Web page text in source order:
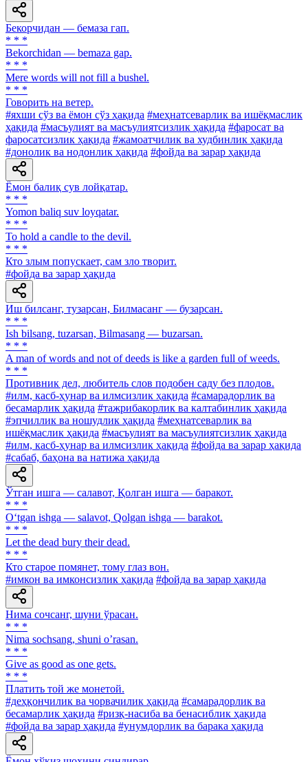
Бекорчидан — бемаза гап.
* * *
Bekorchidan — bemaza gap.
* * *
Mere words will not fill a bushel.
* * *
Говорить на ветер.
#яхши сўз ва ёмон сўз ҳақида #меҳнатсеварлик ва ишёқмаслик
ҳақида #масъулият ва масъулиятсизлик ҳақида #фаросат ва
фаросатсизлик ҳақида #жамоатчилик ва худбинлик ҳақида
#донолик ва нодонлик ҳақида #фойда ва зарар ҳақида
Ёмон балиқ сув лойқатар.
* * *
Yomon baliq suv loyqatar.
* * *
To hold a candle to the devil.
* * *
Кто злым попускает, сам зло творит.
#фойда ва зарар ҳақида
Иш билсанг, тузарсан, Билмасанг — бузарсан.
* * *
Ish bilsang, tuzarsan, Bilmasang — buzarsan.
* * *
A man of words and not of deeds is like a garden full of weeds.
* * *
Противник дел, любитель слов подобен саду без плодов.
#илм, касб-ҳунар ва илмсизлик ҳақида #самарадорлик ва
бесамарлик ҳақида #тажрибакорлик ва калтабинлик ҳақида
#эпчиллик ва ношудлик ҳақида #меҳнатсеварлик ва
ишёқмаслик ҳақида #масъулият ва масъулиятсизлик ҳақида
#илм, касб-ҳунар ва илмсизлик ҳақида #фойда ва зарар ҳақида
#сабаб, баҳона ва натижа ҳақида
Ўтган ишга — салавот, Қолган ишга — баракот.
* * *
O‘tgan ishga — salavot, Qolgan ishga — barakot.
* * *
Let the dead bury their dead.
* * *
Кто старое помянет, тому глаз вон.
#имкон ва имконсизлик ҳақида #фойда ва зарар ҳақида
Нима сочсанг, шуни ўрасан.
* * *
Nima sochsang, shuni oʼrasan.
* * *
Give as good as one gets.
* * *
Платить той же монетой.
#деҳқончилик ва чорвачилик ҳақида #самарадорлик ва
бесамарлик ҳақида #ризқ-насиба ва бенасиблик ҳақида
#фойда ва зарар ҳақида #унумдорлик ва барака ҳақида